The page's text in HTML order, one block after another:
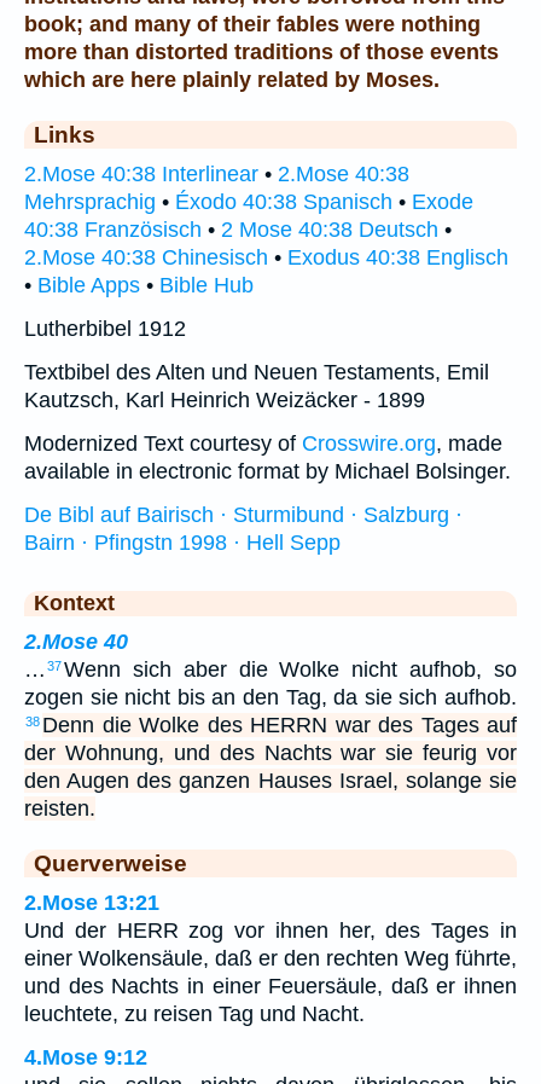
book; and many of their fables were nothing
more than distorted traditions of those events
which are here plainly related by Moses.
Links
2.Mose 40:38 Interlinear • 2.Mose 40:38
Mehrsprachig • Éxodo 40:38 Spanisch • Exode
40:38 Französisch • 2 Mose 40:38 Deutsch •
2.Mose 40:38 Chinesisch • Exodus 40:38 Englisch
• Bible Apps • Bible Hub
Lutherbibel 1912
Textbibel des Alten und Neuen Testaments, Emil
Kautzsch, Karl Heinrich Weizäcker - 1899
Modernized Text courtesy of Crosswire.org, made
available in electronic format by Michael Bolsinger.
De Bibl auf Bairisch · Sturmibund · Salzburg ·
Bairn · Pfingstn 1998 · Hell Sepp
Kontext
2.Mose 40
… 37Wenn sich aber die Wolke nicht aufhob, so
zogen sie nicht bis an den Tag, da sie sich aufhob.
38 Denn die Wolke des HERRN war des Tages auf
der Wohnung, und des Nachts war sie feurig vor
den Augen des ganzen Hauses Israel, solange sie
reisten.
Querverweise
2.Mose 13:21
Und der HERR zog vor ihnen her, des Tages in
einer Wolkensäule, daß er den rechten Weg führte,
und des Nachts in einer Feuersäule, daß er ihnen
leuchtete, zu reisen Tag und Nacht.
4.Mose 9:12